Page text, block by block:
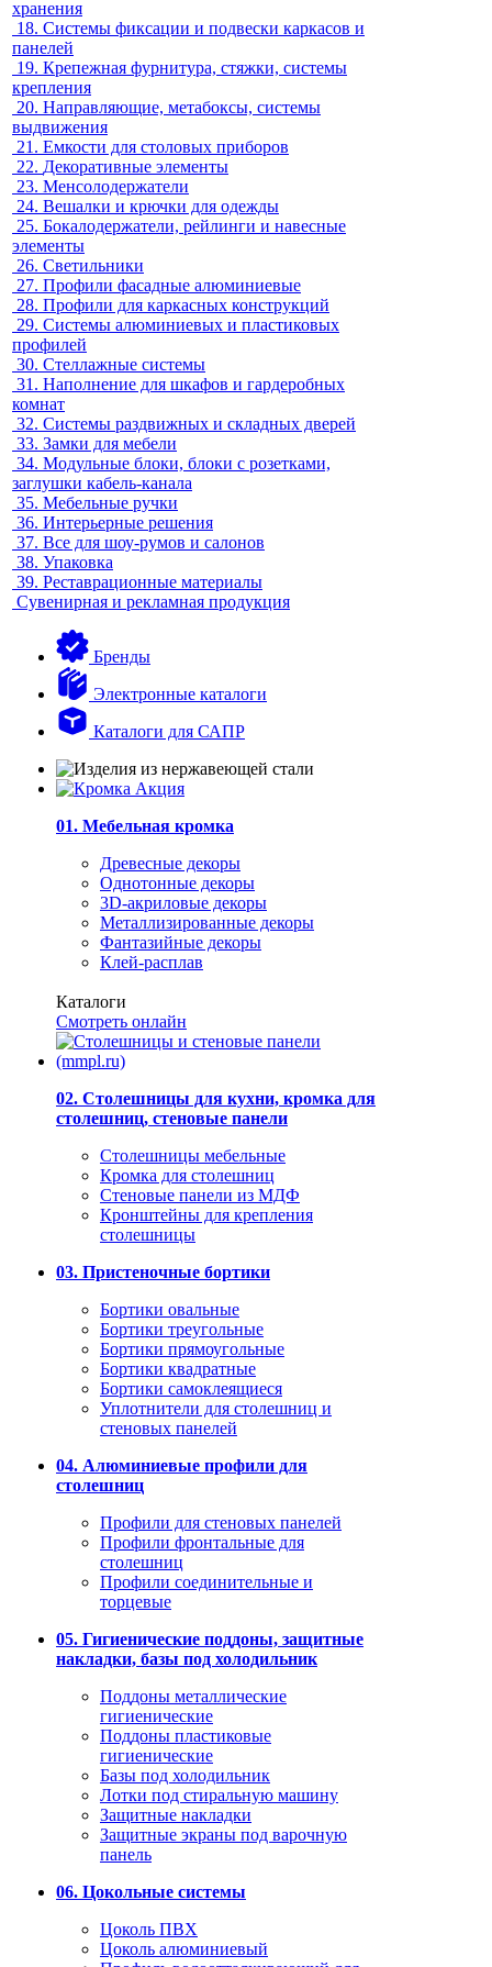
хранения
18. Системы фиксации и подвески каркасов и
панелей
19. Крепежная фурнитура, стяжки, системы
крепления
20. Направляющие, метабоксы, системы
выдвижения
21. Емкости для столовых приборов
22. Декоративные элементы
23. Менсолодержатели
24. Вешалки и крючки для одежды
25. Бокалодержатели, рейлинги и навесные
элементы
26. Светильники
27. Профили фасадные алюминиевые
28. Профили для каркасных конструкций
29. Системы алюминиевых и пластиковых
профилей
30. Стеллажные системы
31. Наполнение для шкафов и гардеробных
комнат
32. Системы раздвижных и складных дверей
33. Замки для мебели
34. Модульные блоки, блоки с розетками,
заглушки кабель-канала
35. Мебельные ручки
36. Интерьерные решения
37. Все для шоу-румов и салонов
38. Упаковка
39. Реставрационные материалы
Сувенирная и рекламная продукция
Бренды
Электронные каталоги
Каталоги для САПР
01. Мебельная кромка
Древесные декоры
Однотонные декоры
3D-акриловые декоры
Металлизированные декоры
Фантазийные декоры
Клей-расплав
Каталоги
Смотреть онлайн
02. Столешницы для кухни, кромка для
столешниц, стеновые панели
Столешницы мебельные
Кромка для столешниц
Стеновые панели из МДФ
Кронштейны для крепления
столешницы
03. Пристеночные бортики
Бортики овальные
Бортики треугольные
Бортики прямоугольные
Бортики квадратные
Бортики самоклеящиеся
Уплотнители для столешниц и
стеновых панелей
04. Алюминиевые профили для
столешниц
Профили для стеновых панелей
Профили фронтальные для
столешниц
Профили соединительные и
торцевые
05. Гигиенические поддоны, защитные
накладки, базы под холодильник
Поддоны металлические
гигиенические
Поддоны пластиковые
гигиенические
Базы под холодильник
Лотки под стиральную машину
Защитные накладки
Защитные экраны под варочную
панель
06. Цокольные системы
Цоколь ПВХ
Цоколь алюминиевый